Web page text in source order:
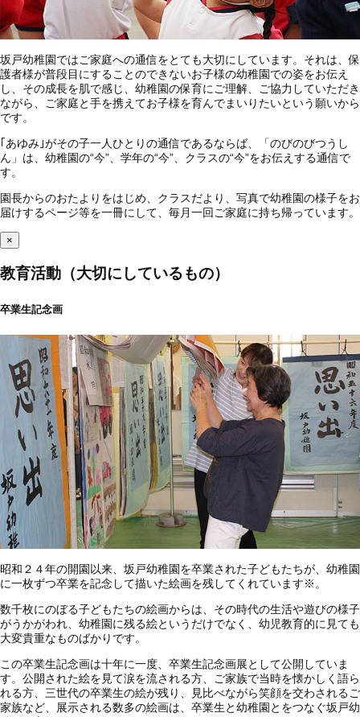
坂戸幼稚園ではご家庭への通信をとても大切にしています。それは、保
護者様が普段目にすることのできないお子様の幼稚園での姿をお伝え
し、その成長を肌で感じ、幼稚園の保育にご理解、ご協力していただき
ながら、ご家庭と手を携えてお子様を育んでまいりたいという願いから
です。
｢あゆみ｣がその子一人ひとりの通信であるならば、「のびのびつうし
ん」は、幼稚園の“今”、学年の“今”、クラスの“今”をお伝えする通信で
す。
園長からのおたよりをはじめ、クラスだより、写真で幼稚園の様子をお
届けするページ等を一冊にして、毎月一回ご家庭に持ち帰っています。
×
教育活動（大切にしているもの）
卒業生記念画
昭和２４年の開園以来、坂戸幼稚園を卒業された子どもたちが、幼稚園
に一枚ずつ卒業を記念して描いた絵画を残してくれています※。
数千枚にのぼる子どもたちの絵画からは、その時代の生活や遊びの様子
がうかがわれ、幼稚園に残る絵というだけでなく、幼児教育的に見ても
大変貴重なものばかりです。
この卒業生記念画は十年に一度、卒業生記念画展として公開していま
す。公開された絵を見て涙を流される方、ご家族で当時を懐かしく語ら
れる方、三世代の卒業生の絵が残り、見比べながら笑顔を交わされるご
家族など、展示される数多の絵画は、卒業生と幼稚園とをつなぐ坂戸幼